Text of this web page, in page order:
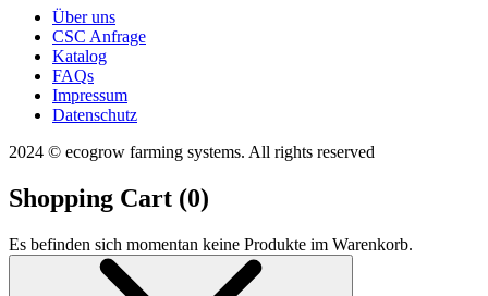
Über uns
CSC Anfrage
Katalog
FAQs
Impressum
Datenschutz
2024 © ecogrow farming systems. All rights reserved
Shopping Cart (0)
Es befinden sich momentan keine Produkte im Warenkorb.